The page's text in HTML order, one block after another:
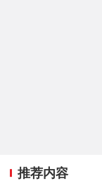
推荐内容